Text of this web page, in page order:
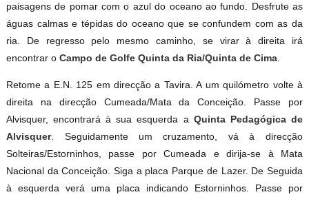
paisagens de pomar com o azul do oceano ao fundo. Desfrute as
águas calmas e tépidas do oceano que se confundem com as da
ria. De regresso pelo mesmo caminho, se virar à direita irá
encontrar oCampo de Golfe Quinta da Ria/Quinta de Cima.
Retome a E.N. 125 em direcção a Tavira. A um quilómetro volte à
direita na direcção Cumeada/Mata da Conceição. Passe por
Alvisquer, encontrará à sua esquerda aQuinta Pedagógica de
Alvisquer. Seguidamente um cruzamento, vá à direcção
Solteiras/Estorninhos, passe por Cumeada e dirija-se à Mata
Nacional da Conceição. Siga a placa Parque de Lazer. De Seguida
à esquerda verá uma placa indicando Estorninhos. Passe por